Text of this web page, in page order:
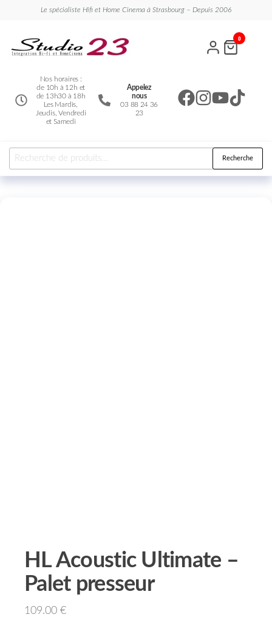
Le spécialiste Hifi et Home Cinema à Strasbourg – Depuis 2006
Nos horaires :
de 10h à 12h et
de 13h30 à 18h
Les Mardis,
Jeudis, Vendredi
et Samedi
Appelez
nous
03 88 24 36
23
0
Recherche
HL Acoustic Ultimate –
Palet presseur
109.00 €